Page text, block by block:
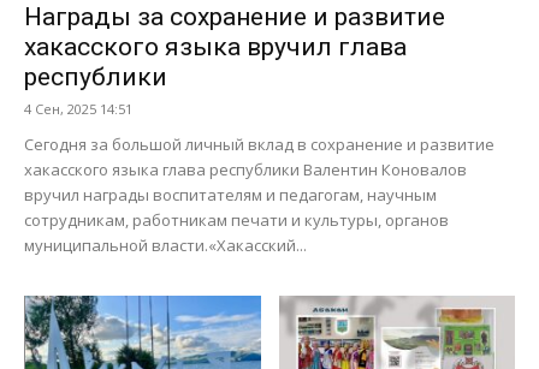
Награды за сохранение и развитие
хакасского языка вручил глава
республики
4 Сен, 2025 14:51
Сегодня за большой личный вклад в сохранение и развитие
хакасского языка глава республики Валентин Коновалов
вручил награды воспитателям и педагогам, научным
сотрудникам, работникам печати и культуры, органов
муниципальной власти.«Хакасский...